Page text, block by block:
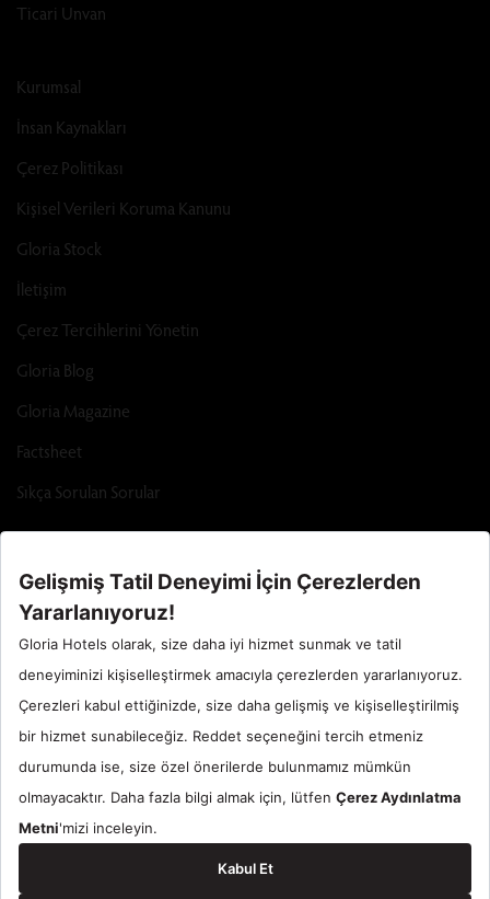
Ticari Unvan
Kurumsal
İnsan Kaynakları
Çerez Politikası
Kişisel Verileri Koruma Kanunu
Gloria Stock
İletişim
Çerez Tercihlerini Yönetin
Gloria Blog
Gloria Magazine
Factsheet
Sıkça Sorulan Sorular
Call Center : 90 242 710 06 00
Otel Santral : 90534 461 97 97
Gloria Hotels & Resorts bir